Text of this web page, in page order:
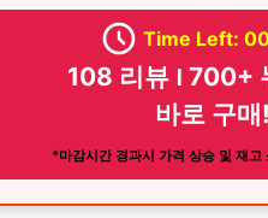
Time Left:
108 리뷰 ౹ 700+
바로 구매
*마감시간 경과시 가격 상승 및 재고